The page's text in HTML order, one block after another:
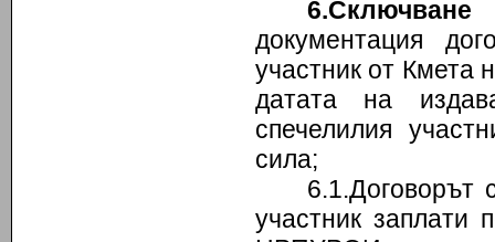
6.Сключване
документация
участник от Кмета
датата на
спечелилия
сила;
6.1.Договорът
участник